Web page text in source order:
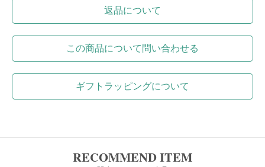
返品について
この商品について問い合わせる
ギフトラッピングについて
RECOMMEND ITEM